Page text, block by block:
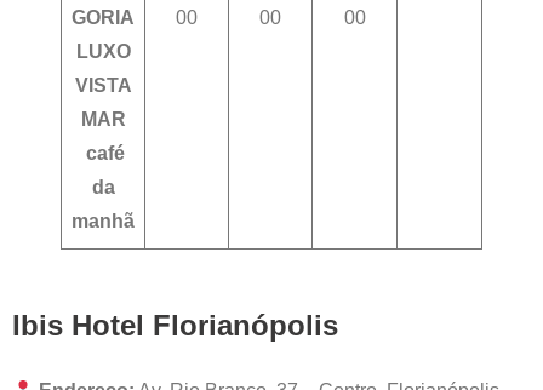
GORIA
LUXO
VISTA
MAR
café
da
manhã
00
00
00
Ibis Hotel Florianópolis